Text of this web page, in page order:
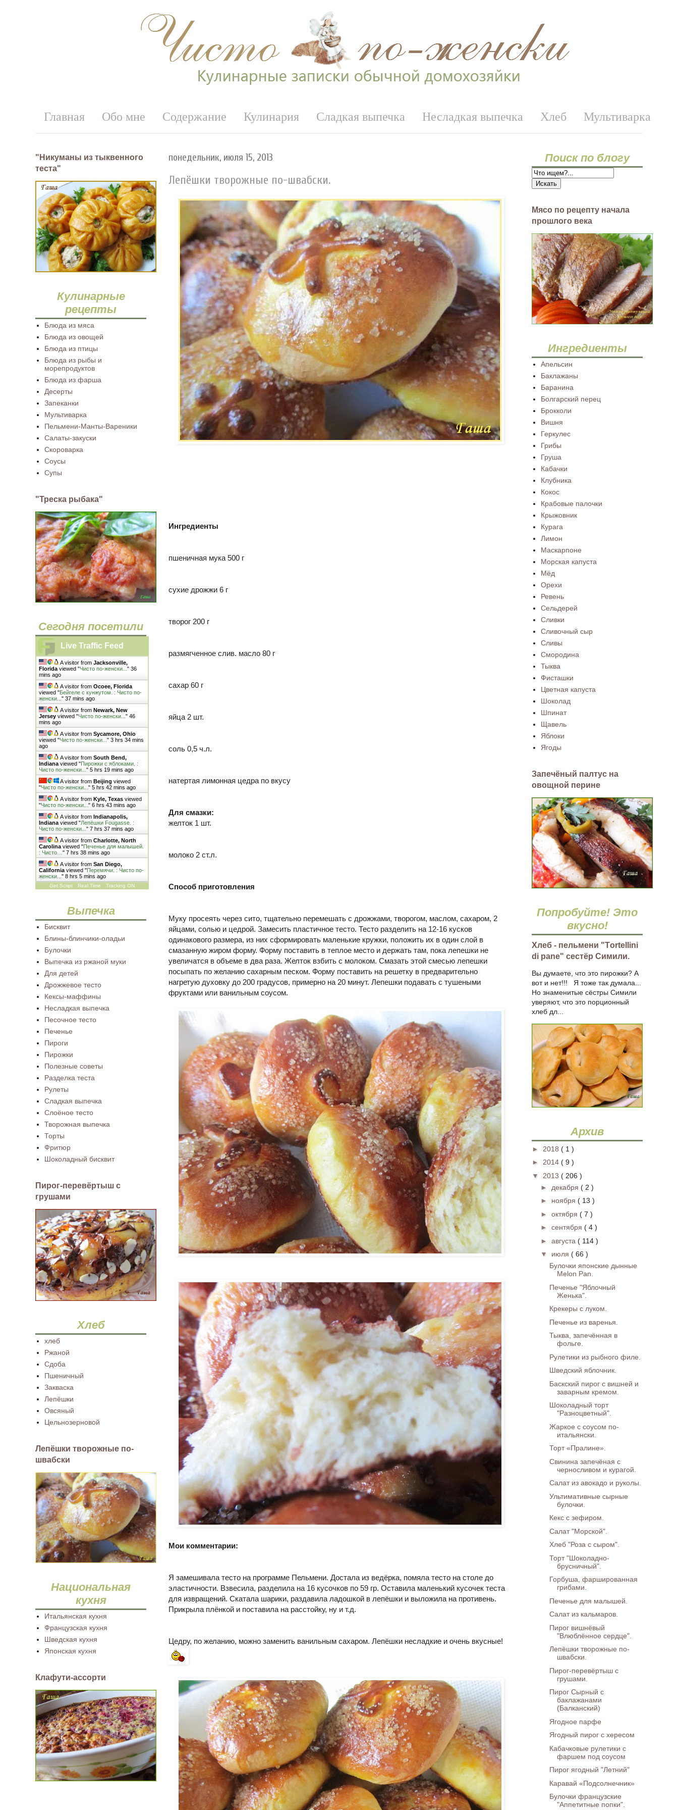
Главная Обо мне Содержание Кулинария Сладкая выпечка Несладкая выпечка Хлеб Мультиварка
понедельник, июля 15, 2013
Лепёшки творожные по-швабски.
Ингредиенты
пшеничная мука 500 г
сухие дрожжи 6 г
творог 200 г
размягченное слив. масло 80 г
сахар 60 г
яйца 2 шт.
соль 0,5 ч.л.
натертая лимонная цедра по вкусу
Для смазки:
желток 1 шт.
молоко 2 ст.л.
Способ приготовления
Муку просеять через сито, тщательно перемешать с дрожжами, творогом, маслом, сахаром, 2
яйцами, солью и цедрой. Замесить пластичное тесто. Тесто разделить на 12-16 кусков
одинакового размера, из них сформировать маленькие кружки, положить их в один слой в
смазанную жиром форму. Форму поставить в теплое место и держать там, пока лепешки не
увеличатся в объеме в два раза. Желток взбить с молоком. Смазать этой смесью лепешки
посыпать по желанию сахарным песком. Форму поставить на решетку в предварительно
нагретую духовку до 200 градусов, примерно на 20 минут. Лепешки подавать с тушеными
фруктами или ванильным соусом.
Мои комментарии:
Я замешивала тесто на программе Пельмени. Достала из ведёрка, помяла тесто на столе до
эластичности. Взвесила, разделила на 16 кусочков по 59 гр. Оставила маленький кусочек теста
для извращений. Скатала шарики, раздавила ладошкой в лепёшки и выложила на противень.
Прикрыла плёнкой и поставила на расстойку, ну и т.д.
Цедру, по желанию, можно заменить ванильным сахаром. Лепёшки несладкие и очень вкусные!
"Никуманы из тыквенного
теста"
Кулинарные
рецепты
Блюда из мяса
Блюда из овощей
Блюда из птицы
Блюда из рыбы и
морепродуктов
Блюда из фарша
Десерты
Запеканки
Мультиварка
Пельмени-Манты-Вареники
Салаты-закуски
Скороварка
Соусы
Супы
"Треска рыбака"
Сегодня посетили
Live Traffic Feed
A visitor from Jacksonville,
Florida viewed "Чисто по-женски... " 36
mins ago
A visitor from Ocoee, Florida
viewed "Бейгеле с кунжутом. : Чисто по-
женски... " 37 mins ago
A visitor from Newark, New
Jersey viewed "Чисто по-женски... " 46
mins ago
A visitor from Sycamore, Ohio
viewed "Чисто по-женски... " 3 hrs 34 mins
ago
A visitor from South Bend,
Indiana viewed "Пирожки с яблоками. :
Чисто по-женски... " 5 hrs 19 mins ago
A visitor from Beijing viewed
"Чисто по-женски... " 5 hrs 42 mins ago
A visitor from Kyle, Texas viewed
"Чисто по-женски... " 6 hrs 43 mins ago
A visitor from Indianapolis,
Indiana viewed "Лепёшки Fougasse. :
Чисто по-женски... " 7 hrs 37 mins ago
A visitor from Charlotte, North
Carolina viewed "Печенье для малышей.
: Чисто… " 7 hrs 38 mins ago
A visitor from San Diego,
California viewed "Перемячи. : Чисто по-
женски... " 8 hrs 5 mins ago
Get Script Real Time Tracking ON
Выпечка
Бисквит
Блины-блинчики-оладьи
Булочки
Выпечка из ржаной муки
Для детей
Дрожжевое тесто
Кексы-маффины
Несладкая выпечка
Песочное тесто
Печенье
Пироги
Пирожки
Полезные советы
Разделка теста
Рулеты
Сладкая выпечка
Слоёное тесто
Творожная выпечка
Торты
Фритюр
Шоколадный бисквит
Пирог-перевёртыш с
грушами
Хлеб
хлеб
Ржаной
Сдоба
Пшеничный
Закваска
Лепёшки
Овсяный
Цельнозерновой
Лепёшки творожные по-
швабски
Национальная
кухня
Итальянская кухня
Французская кухня
Шведская кухня
Японская кухня
Клафути-ассорти
Поиск по блогу
Мясо по рецепту начала
прошлого века
Ингредиенты
Апельсин
Баклажаны
Баранина
Болгарский перец
Брокколи
Вишня
Геркулес
Грибы
Груша
Кабачки
Клубника
Кокос
Крабовые палочки
Крыжовник
Курага
Лимон
Маскарпоне
Морская капуста
Мёд
Орехи
Ревень
Сельдерей
Сливки
Сливочный сыр
Сливы
Смородина
Тыква
Фисташки
Цветная капуста
Шоколад
Шпинат
Щавель
Яблоки
Ягоды
Запечёный палтус на
овощной перине
Попробуйте! Это
вкусно!
Хлеб - пельмени "Тortellini
di pane" сестёр Симили.
Вы думаете, что это пирожки? А
вот и нет!!! Я тоже так думала...
Но знаменитые сёстры Симили
уверяют, что это порционный
хлеб дл...
Архив
► 2018 ( 1 )
► 2014 ( 9 )
▼ 2013 ( 206 )
► декабря ( 2 )
► ноября ( 13 )
► октября ( 7 )
► сентября ( 4 )
► августа ( 114 )
▼ июля ( 66 )
Булочки японские дынные
Melon Pan.
Печенье "Яблочный
Женька".
Крекеры с луком.
Печенье из варенья.
Тыква, запечённая в
фольге.
Рулетики из рыбного филе.
Шведский яблочник.
Баскский пирог с вишней и
заварным кремом.
Шоколадный торт
"Разноцветный".
Жаркое с соусом по-
итальянски.
Торт «Пралине».
Свинина запечёная с
черносливом и курагой.
Салат из авокадо и руколы.
Ультимативные сырные
булочки.
Кекс с зефиром.
Салат "Морской".
Хлеб "Роза с сыром".
Торт "Шоколадно-
брусничный".
Горбуша, фаршированная
грибами.
Печенье для малышей.
Салат из кальмаров.
Пирог вишнёвый
"Влюблённое сердце".
Лепёшки творожные по-
швабски.
Пирог-перевёртыш с
грушами.
Пирог Сырный с
баклажанами
(Балканский)
Ягодное парфе
Ягодный пирог с хересом
Кабачковые рулетики с
фаршем под соусом
Пирог ягодный "Летний"
Каравай «Подсолнечник»
Булочки французские
"Аппетитные попки".